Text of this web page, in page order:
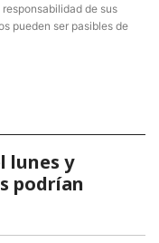
de sus
pueden ser pasibles de
lunes y
podrían